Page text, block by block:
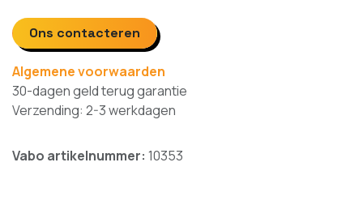
Ons contacteren
Algemene voorwaarden
30-dagen geld terug garantie
Verzending: 2-3 werkdagen
Vabo artikelnummer: 10353